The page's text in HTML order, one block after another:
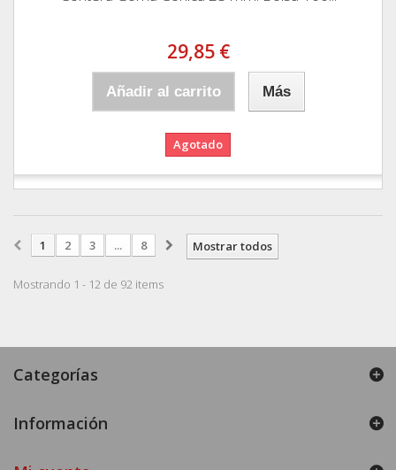
29,85 €
Añadir al carrito Más
Agotado
Mostrar todos
1 2 3 ... 8
Mostrando 1 - 12 de 92 items
Categorías
Información